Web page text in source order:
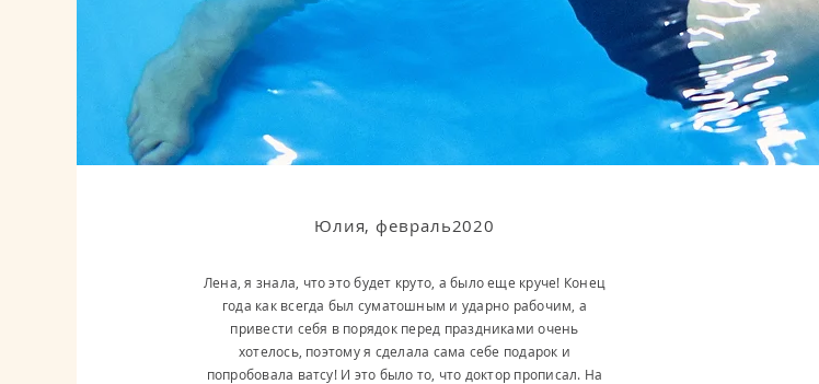
Юлия, февраль2020
Лена, я знала, что это будет круто, а было еще круче! Конец
года как всегда был суматошным и ударно рабочим, а
привести себя в порядок перед праздниками очень
хотелось, поэтому я сделала сама себе подарок и
попробовала ватсу! И это было то, что доктор прописал. На